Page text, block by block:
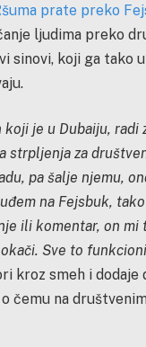
prate preko
ljudima preko
sinovi, koji ga tako
je u Dubaiju, radi
strpljenja za
pa šalje njemu,
na Fejsbuk,
ili komentar, on mi
Sve to
kroz smeh i dodaje
čemu na